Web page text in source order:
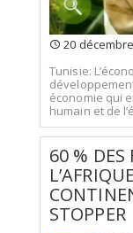
20
Tunisie:
économie qui
humain et de
60 % DES
STOPPER